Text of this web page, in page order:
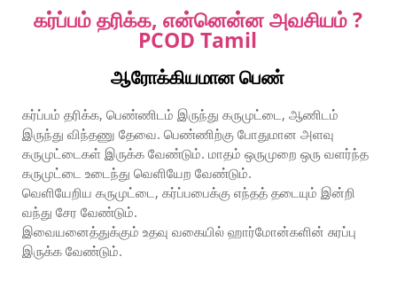
கர்ப்பம் தரிக்க, என்னென்ன அவசியம் ?
PCOD Tamil
ஆரோக்கியமான பெண்
கர்ப்பம் தரிக்க, பெண்ணிடம் இருந்து கருமுட்டை, ஆணிடம்
இருந்து விந்தணு தேவை. பெண்ணிற்கு போதுமான அளவு
கருமுட்டைகள் இருக்க வேண்டும். மாதம் ஒருமுறை ஒரு வளர்ந்த
கருமுட்டை உடைந்து வெளியேற வேண்டும்.
வெளியேறிய கருமுட்டை, கர்ப்பபைக்கு எந்தத் தடையும் இன்றி
வந்து சேர வேண்டும்.
இவையனைத்துக்கும் உதவு வகையில் ஹார்மோன்களின் சுரப்பு
இருக்க வேண்டும்.